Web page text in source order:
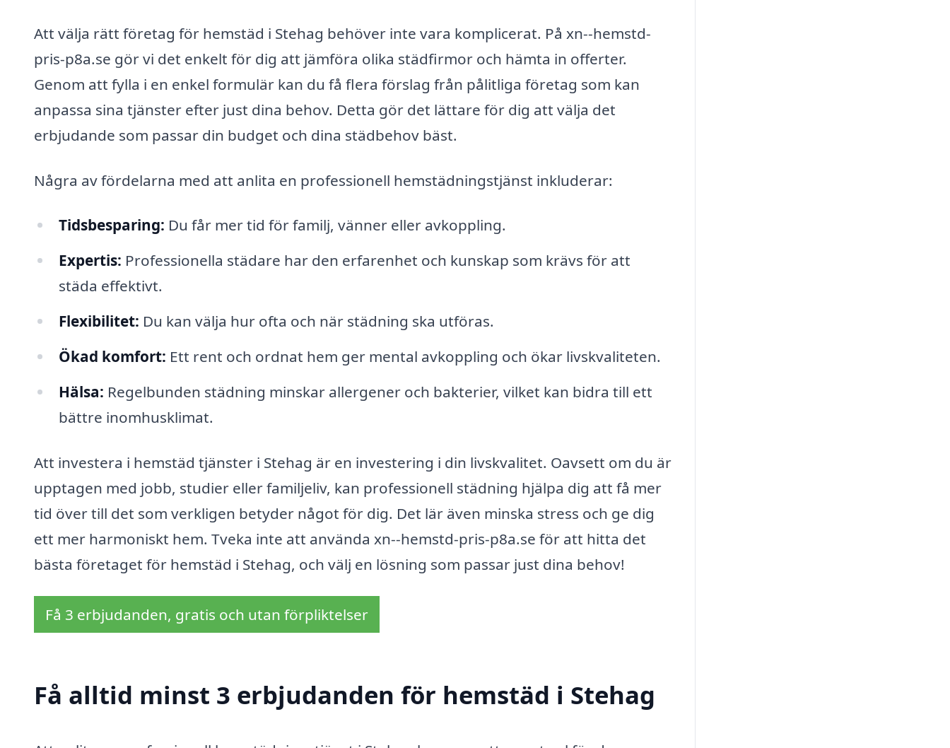
Att välja rätt företag för hemstäd i Stehag behöver inte vara komplicerat. På xn--hemstd-
pris-p8a.se gör vi det enkelt för dig att jämföra olika städfirmor och hämta in offerter.
Genom att fylla i en enkel formulär kan du få flera förslag från pålitliga företag som kan
anpassa sina tjänster efter just dina behov. Detta gör det lättare för dig att välja det
erbjudande som passar din budget och dina städbehov bäst.
Några av fördelarna med att anlita en professionell hemstädningstjänst inkluderar:
Tidsbesparing: Du får mer tid för familj, vänner eller avkoppling.
Expertis: Professionella städare har den erfarenhet och kunskap som krävs för att
städa effektivt.
Flexibilitet: Du kan välja hur ofta och när städning ska utföras.
Ökad komfort: Ett rent och ordnat hem ger mental avkoppling och ökar livskvaliteten.
Hälsa: Regelbunden städning minskar allergener och bakterier, vilket kan bidra till ett
bättre inomhusklimat.
Att investera i hemstäd tjänster i Stehag är en investering i din livskvalitet. Oavsett om du är
upptagen med jobb, studier eller familjeliv, kan professionell städning hjälpa dig att få mer
tid över till det som verkligen betyder något för dig. Det lär även minska stress och ge dig
ett mer harmoniskt hem. Tveka inte att använda xn--hemstd-pris-p8a.se för att hitta det
bästa företaget för hemstäd i Stehag, och välj en lösning som passar just dina behov!
Få 3 erbjudanden, gratis och utan förpliktelser
Få alltid minst 3 erbjudanden för hemstäd i Stehag